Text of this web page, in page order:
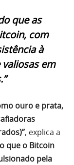
que as
com
à
em
ouro e prata,
, explica a
que o Bitcoin
pela